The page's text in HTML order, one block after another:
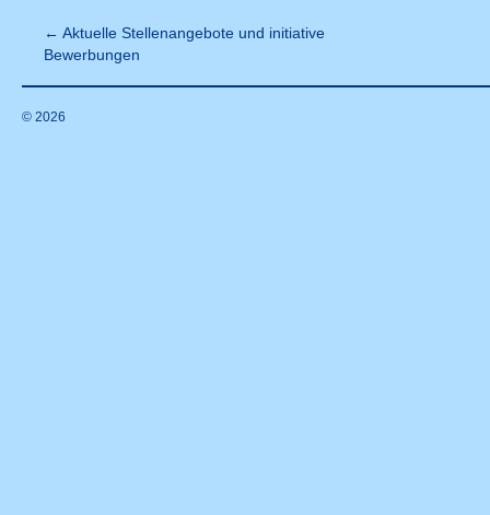
← Aktuelle Stellenangebote und initiative
Bewerbungen
© 2026